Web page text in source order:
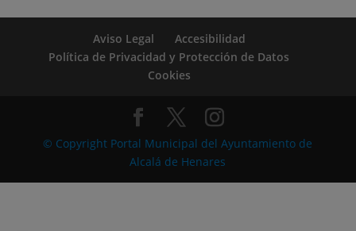
Aviso Legal
Accesibilidad
Política de Privacidad y Protección de Datos
Cookies
© Copyright Portal Municipal del Ayuntamiento de
Alcalá de Henares